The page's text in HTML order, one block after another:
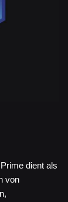
dient als
von